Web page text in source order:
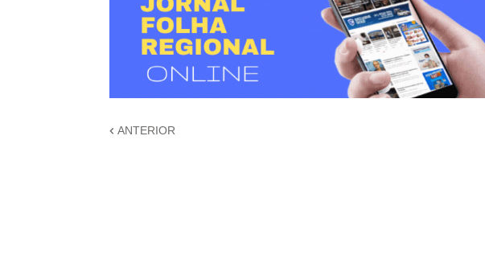
ANTERIOR